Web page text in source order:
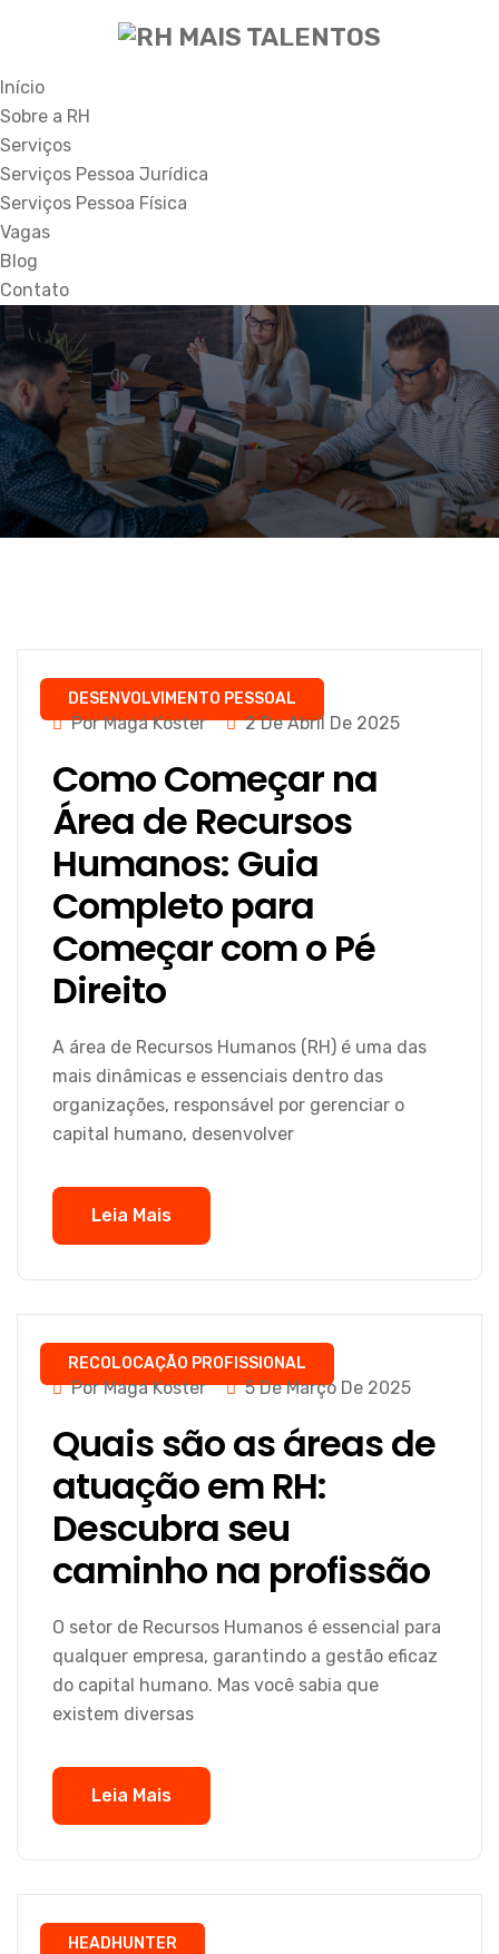
Início
Sobre a RH
Serviços
Serviços Pessoa Jurídica
Serviços Pessoa Física
Vagas
Blog
Contato
DESENVOLVIMENTO PESSOAL
Por Magá Koster 2 De Abril De 2025
Como Começar na
Área de Recursos
Humanos: Guia
Completo para
Começar com o Pé
Direito
A área de Recursos Humanos (RH) é uma das
mais dinâmicas e essenciais dentro das
organizações, responsável por gerenciar o
capital humano, desenvolver
Leia Mais
RECOLOCAÇÃO PROFISSIONAL
Por Magá Koster 5 De Março De 2025
Quais são as áreas de
atuação em RH:
Descubra seu
caminho na profissão
O setor de Recursos Humanos é essencial para
qualquer empresa, garantindo a gestão eficaz
do capital humano. Mas você sabia que
existem diversas
Leia Mais
HEADHUNTER